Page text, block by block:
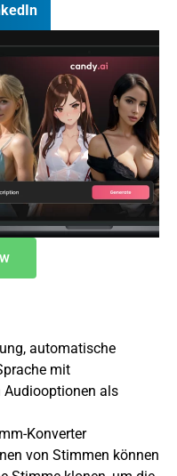
automatische
mit
Audiooptionen als
Konverter
von Stimmen können